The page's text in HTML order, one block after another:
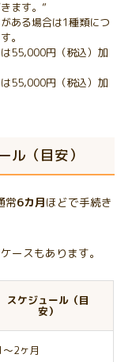
ます。”
ある場合は1種類につ
。
55,000円（税込）加
55,000円（税込）加
ル（目安）
常6カ月ほどで手続き
ースもあります。
スケジュール（目
安）
～2ヶ月